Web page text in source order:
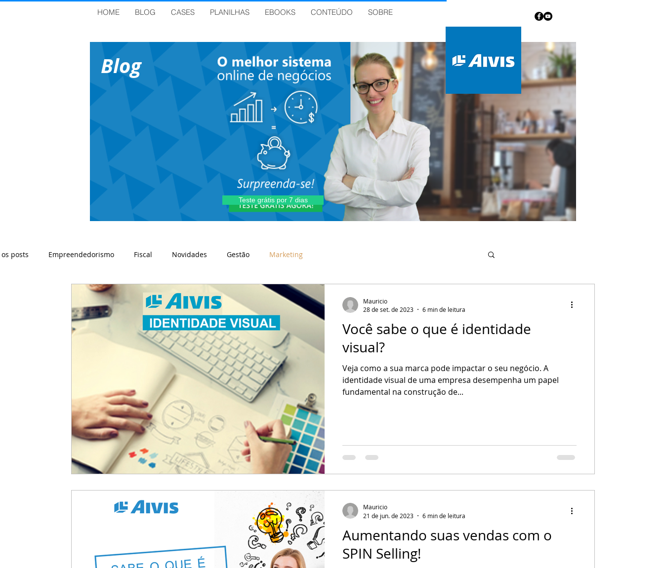
HOME BLOG CASES PLANILHAS EBOOKS CONTEÚDO SOBRE
Teste grátis por 7 dias
Blog
posts Empreendedorismo Fiscal Novidades Gestão Marketing
Você sabe o que é identidade
visual?
Veja como a sua marca pode impactar o seu negócio. A
identidade visual de uma empresa desempenha um papel
fundamental na construção de...
Mauricio
28 de set. de 2023
6 min de leitura
Aumentando suas vendas com o
SPIN Selling!
Mauricio
21 de jun. de 2023
6 min de leitura